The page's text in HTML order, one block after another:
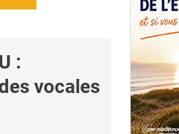
:
vocales